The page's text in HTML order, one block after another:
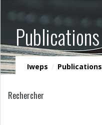
Publications
Iweps / Publications
Rechercher